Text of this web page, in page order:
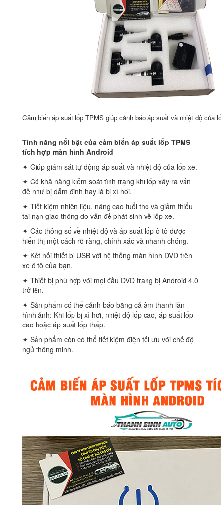
Cảm biến áp suất lốp TPMS giúp cảnh báo áp suất và nhiệt độ của
Tính năng nổi bật của cảm biến áp suất lốp TPMS
tích hợp màn hình Android
✦ Giúp giám sát tự động áp suất và nhiệt độ của lốp xe.
✦ Có khả năng kiểm soát tình trạng khi lốp xảy ra vấn
đề như bị dẫm đinh hay là bị xì hơi.
✦ Tiết kiệm nhiên liệu, nâng cao tuổi thọ và giảm thiểu
tai nạn giao thông do vấn đề phát sinh về lốp xe.
✦ Các thông số về nhiệt độ và áp suất lốp ô tô được
hiển thị một cách rõ ràng, chính xác và nhanh chóng.
✦ Kết nối thiết bị USB với hệ thống màn hình DVD trên
xe ô tô của bạn.
✦ Thiết bị phù hợp với mọi đầu DVD trang bị Android 4.0
trở lên.
✦ Sản phẩm có thể cảnh báo bằng cả âm thanh lẫn
hình ảnh: Khi lốp bị xì hơi, nhiệt độ lốp cao, áp suất lốp
cao hoặc áp suất lốp thấp.
✦ Sản phẩm còn có thể tiết kiệm điện tối ưu với chế độ
ngủ thông minh.